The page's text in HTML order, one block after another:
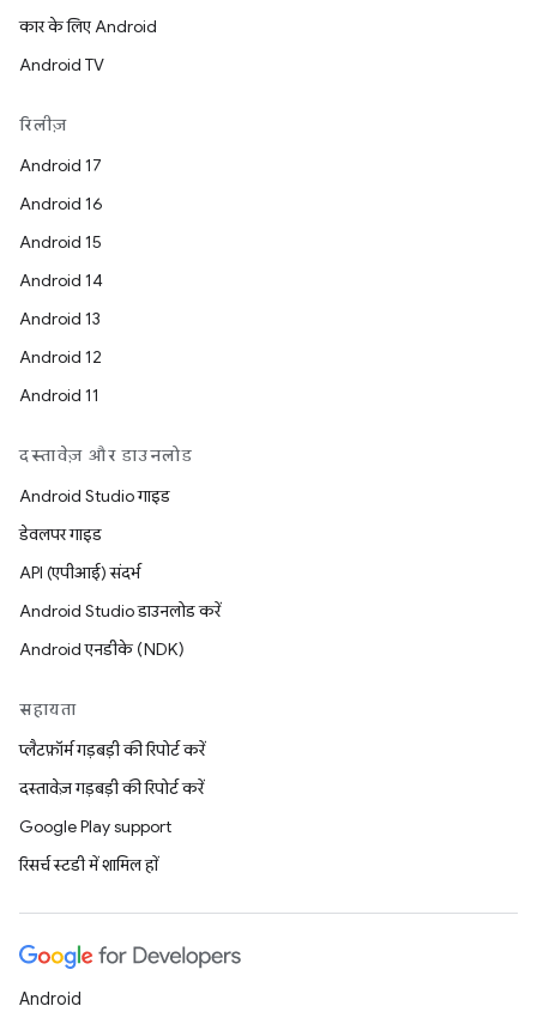
कार के लिए Android
Android TV
रिलीज़
Android 17
Android 16
Android 15
Android 14
Android 13
Android 12
Android 11
दस्तावेज़ और डाउनलोड
Android Studio गाइड
डेवलपर गाइड
API (एपीआई) संदर्भ
Android Studio डाउनलोड करें
Android एनडीके (NDK)
सहायता
प्लैटफ़ॉर्म गड़बड़ी की रिपोर्ट करें
दस्तावेज़ गड़बड़ी की रिपोर्ट करें
Google Play support
रिसर्च स्टडी में शामिल हों
Android